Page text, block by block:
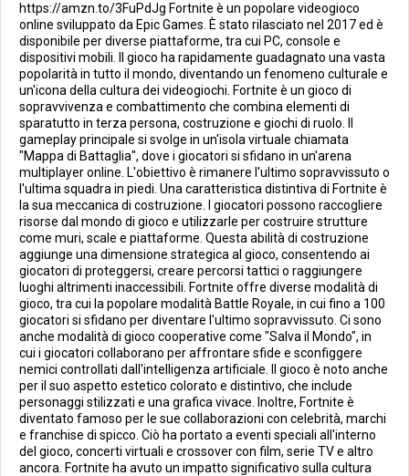
https://amzn.to/3FuPdJg Fortnite è un popolare videogioco
online sviluppato da Epic Games. È stato rilasciato nel 2017 ed è
disponibile per diverse piattaforme, tra cui PC, console e
dispositivi mobili. Il gioco ha rapidamente guadagnato una vasta
popolarità in tutto il mondo, diventando un fenomeno culturale e
un'icona della cultura dei videogiochi. Fortnite è un gioco di
sopravvivenza e combattimento che combina elementi di
sparatutto in terza persona, costruzione e giochi di ruolo. Il
gameplay principale si svolge in un'isola virtuale chiamata
"Mappa di Battaglia", dove i giocatori si sfidano in un'arena
multiplayer online. L'obiettivo è rimanere l'ultimo sopravvissuto o
l'ultima squadra in piedi. Una caratteristica distintiva di Fortnite è
la sua meccanica di costruzione. I giocatori possono raccogliere
risorse dal mondo di gioco e utilizzarle per costruire strutture
come muri, scale e piattaforme. Questa abilità di costruzione
aggiunge una dimensione strategica al gioco, consentendo ai
giocatori di proteggersi, creare percorsi tattici o raggiungere
luoghi altrimenti inaccessibili. Fortnite offre diverse modalità di
gioco, tra cui la popolare modalità Battle Royale, in cui fino a 100
giocatori si sfidano per diventare l'ultimo sopravvissuto. Ci sono
anche modalità di gioco cooperative come "Salva il Mondo", in
cui i giocatori collaborano per affrontare sfide e sconfiggere
nemici controllati dall'intelligenza artificiale. Il gioco è noto anche
per il suo aspetto estetico colorato e distintivo, che include
personaggi stilizzati e una grafica vivace. Inoltre, Fortnite è
diventato famoso per le sue collaborazioni con celebrità, marchi
e franchise di spicco. Ciò ha portato a eventi speciali all'interno
del gioco, concerti virtuali e crossover con film, serie TV e altro
ancora. Fortnite ha avuto un impatto significativo sulla cultura